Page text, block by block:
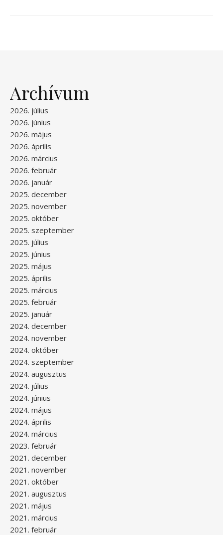
Archívum
2026. július
2026. június
2026. május
2026. április
2026. március
2026. február
2026. január
2025. december
2025. november
2025. október
2025. szeptember
2025. július
2025. június
2025. május
2025. április
2025. március
2025. február
2025. január
2024. december
2024. november
2024. október
2024. szeptember
2024. augusztus
2024. július
2024. június
2024. május
2024. április
2024. március
2023. február
2021. december
2021. november
2021. október
2021. augusztus
2021. május
2021. március
2021. február